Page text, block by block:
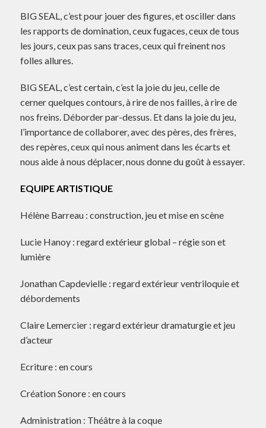
BIG SEAL, c’est pour jouer des figures, et osciller dans
les rapports de domination, ceux fugaces, ceux de tous
les jours, ceux pas sans traces, ceux qui freinent nos
folles allures.
BIG SEAL, c’est certain, c’est la joie du jeu, celle de
cerner quelques contours, à rire de nos failles, à rire de
nos freins. Déborder par-dessus. Et dans la joie du jeu,
l’importance de collaborer, avec des pères, des frères,
des repères, ceux qui nous animent dans les écarts et
nous aide à nous déplacer, nous donne du goût à essayer.
EQUIPE ARTISTIQUE
Hélène Barreau : construction, jeu et mise en scène
Lucie Hanoy : regard extérieur global – régie son et
lumière
Jonathan Capdevielle : regard extérieur ventriloquie et
débordements
Claire Lemercier : regard extérieur dramaturgie et jeu
d’acteur
Ecriture : en cours
Création Sonore : en cours
Administration : Théâtre à la coque